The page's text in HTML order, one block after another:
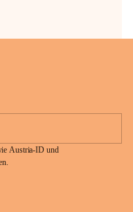
Austria-ID und